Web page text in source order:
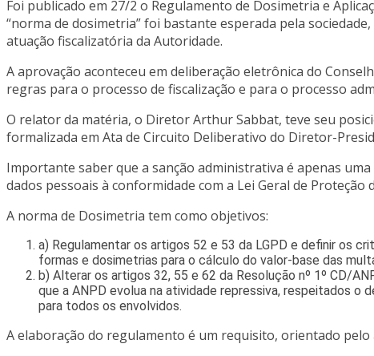
Foi publicado em 27/2 o Regulamento de Dosimetria e
“norma de dosimetria” foi bastante esperada pela
atuação fiscalizatória da Autoridade.
A aprovação aconteceu em deliberação eletrônica do
regras para o processo de fiscalização e para o processo
O relator da matéria, o Diretor Arthur Sabbat, teve seu
formalizada em Ata de Circuito Deliberativo do Diretor-
Importante saber que a sanção administrativa é apenas
dados pessoais à conformidade com a Lei Geral de Proteção
A norma de Dosimetria tem como objetivos:
a) Regulamentar os artigos 52 e 53 da LGPD e definir os
formas e dosimetrias para o cálculo do valor-base das
b) Alterar os artigos 32, 55 e 62 da Resolução nº 1º CD/
que a ANPD evolua na atividade repressiva, respeitados o
para todos os envolvidos.
A elaboração do regulamento é um requisito, orientado pelo